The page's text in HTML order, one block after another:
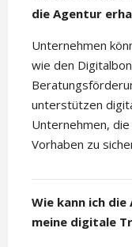
die Agentur
Unternehmen
wie den
unterstützen
Unternehmen,
Vorhaben zu
Wie kann ich
meine digitale